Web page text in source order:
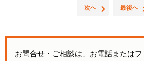
次へ 最後へ
お問合せ・ご相談は、お電話またはフ